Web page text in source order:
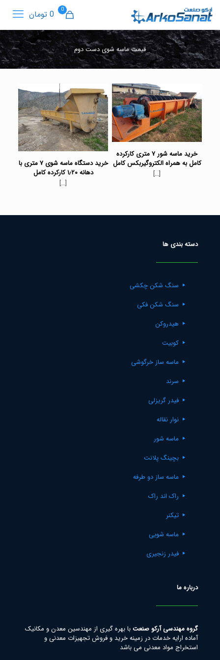
0 0 تومان
قیمت ماسه شوی دست دوم
خرید ماسه شور ۷ متری کارکرده
کامل به همراه الکتروگیربکس کامل
[…]
خرید دستگاه ماسه شوی ۷ متری با
دهانه ۱٫۲۰ کارکرده کامل
[…]
دسته بندی ها
سنگ شکن چکشی
سنگ شکن فکی
هیدروکن
کوبیت
ماسه ساز خرگوشی
سرند
فیدر گریزلی
نوار نقاله
ماسه شور
بچینگ پلانت
ماسه ساز دو طرفه
راک اند راک
تیکنر
ماسه شویی
فیدر زنجیری
درباره ما
گروه مهندسی آرکو صنعتبا بهره گیری از مهندسین معدن و مکانیک
آماده ارایه خدمات در زمینه خرید و فروش تجهیزات معدنی و
استخراج مواد معدنی می باشد